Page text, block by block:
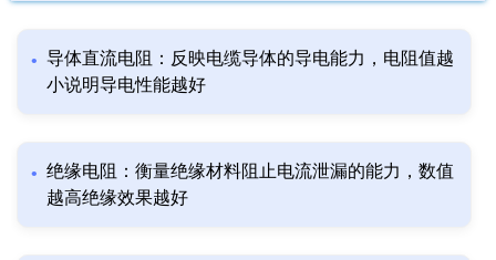
导体直流电阻：反映电缆导体的导电能力，电阻值越
小说明导电性能越好
绝缘电阻：衡量绝缘材料阻止电流泄漏的能力，数值
越高绝缘效果越好